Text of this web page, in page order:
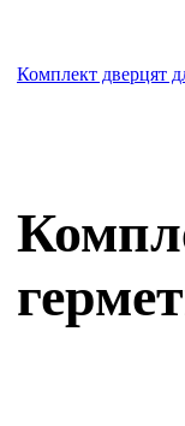
Комплект дверцят